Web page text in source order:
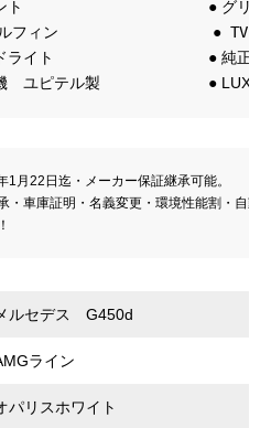
ーグリルフィン ●
1月22日迄・メーカー保証継承可能。
・車庫証明・名義変更・環境性能割・自動
ルセデス G450d
ライン
パリスホワイト